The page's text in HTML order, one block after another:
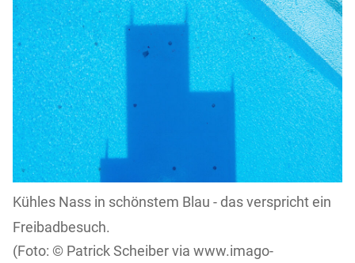
Kühles Nass in schönstem Blau - das verspricht ein
Freibadbesuch.
Patrick Scheiber via www.imago-